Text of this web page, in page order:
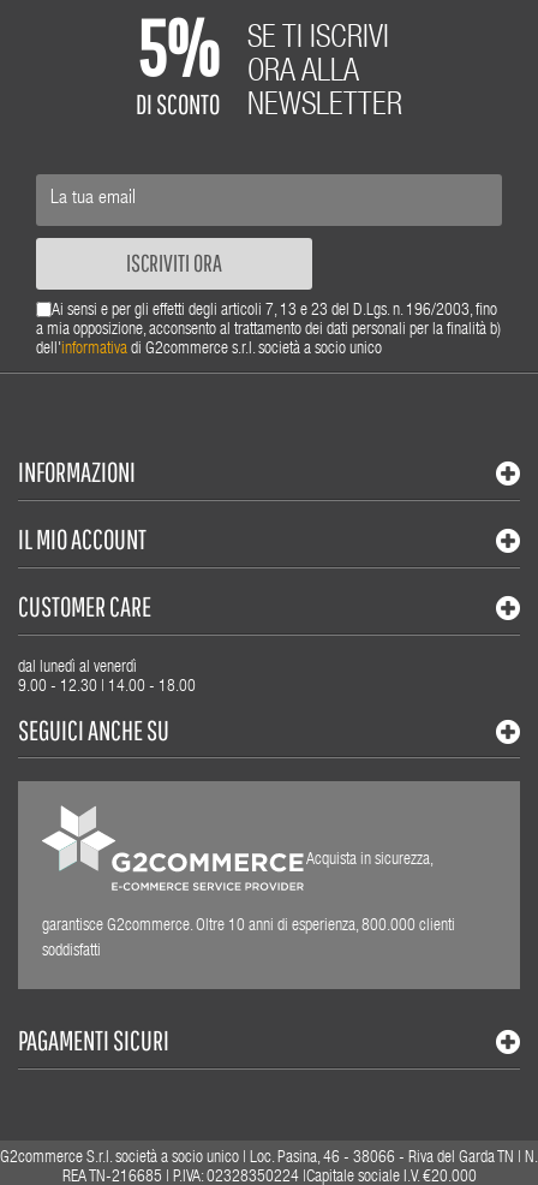
5%
DI SCONTO
SE TI ISCRIVI
ORA ALLA
NEWSLETTER
ISCRIVITI ORA
Ai sensi e per gli effetti degli articoli 7, 13 e 23 del D.Lgs. n. 196/2003, fino
a mia opposizione, acconsento al trattamento dei dati personali per la finalità b)
dell'informativa di G2commerce s.r.l. società a socio unico
INFORMAZIONI
IL MIO ACCOUNT
CUSTOMER CARE
dal lunedì al venerdì
9.00 - 12.30 | 14.00 - 18.00
SEGUICI ANCHE SU
Acquista in sicurezza,
garantisce G2commerce. Oltre 10 anni di esperienza, 800.000 clienti
soddisfatti
PAGAMENTI SICURI
G2commerce S.r.l. società a socio unico | Loc. Pasina, 46 - 38066 - Riva del Garda TN | N.
REA TN-216685 | P.IVA: 02328350224 |Capitale sociale I.V. €20.000